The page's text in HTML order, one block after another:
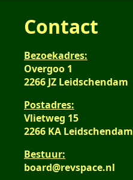
Contact
Bezoekadres:
Overgoo 1
2266 JZ Leidschendam
Postadres:
Vlietweg 15
2266 KA Leidschendam
Bestuur:
board@revspace.nl